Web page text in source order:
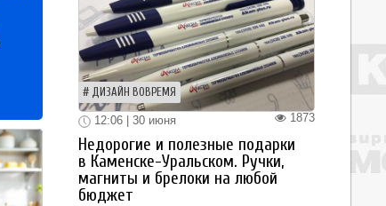
ДИЗАЙН ВОВРЕМЯ
1873
12:06 | 30 июня
Недорогие и полезные подарки
в Каменске-Уральском. Ручки,
магниты и брелоки на любой
бюджет